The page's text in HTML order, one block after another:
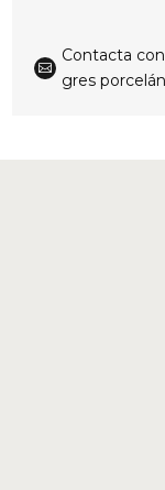

Contacta
gres